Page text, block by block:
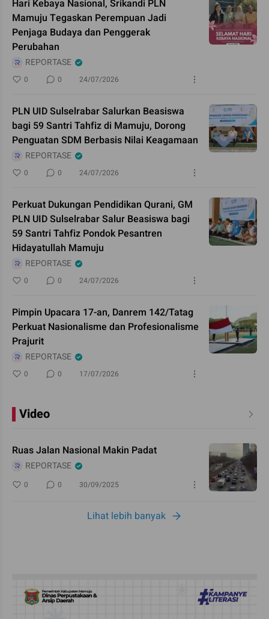
Hari Kebaya Nasional, Srikandi PLN
Mamuju Tegaskan Perempuan Jadi
Penjaga Budaya dan Penggerak
Perubahan
REPORTASE
0 0 24/07/2026
PLN UID Sulselrabar Salurkan Beasiswa
bagi 59 Santri Tahfiz di Mamuju, Dorong
Penguatan SDM Berbasis Nilai Keagamaan
REPORTASE
0 0 24/07/2026
Perkuat Dukungan Pendidikan Qurani, GM
PLN UID Sulselrabar Salur Beasiswa bagi
59 Santri Tahfiz Pondok Pesantren
Hidayatullah Mamuju
REPORTASE
0 0 24/07/2026
Pimpin Upacara 17-an, Danrem 142/Tatag
Perkuat Nasionalisme dan Profesionalisme
Prajurit
REPORTASE
0 0 17/07/2026
Video
Ruas Jalan Nasional Makin Padat
REPORTASE
0 0 30/09/2025
Lihat lebih banyak